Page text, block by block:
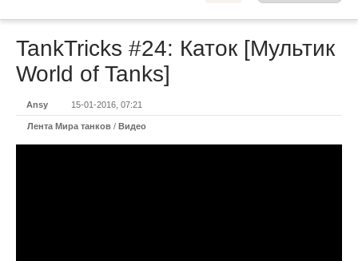
TankTricks #24: Каток [Мультик
World of Tanks]
Ansy 15-01-2016, 07:21
Лента Мира танков / Видео